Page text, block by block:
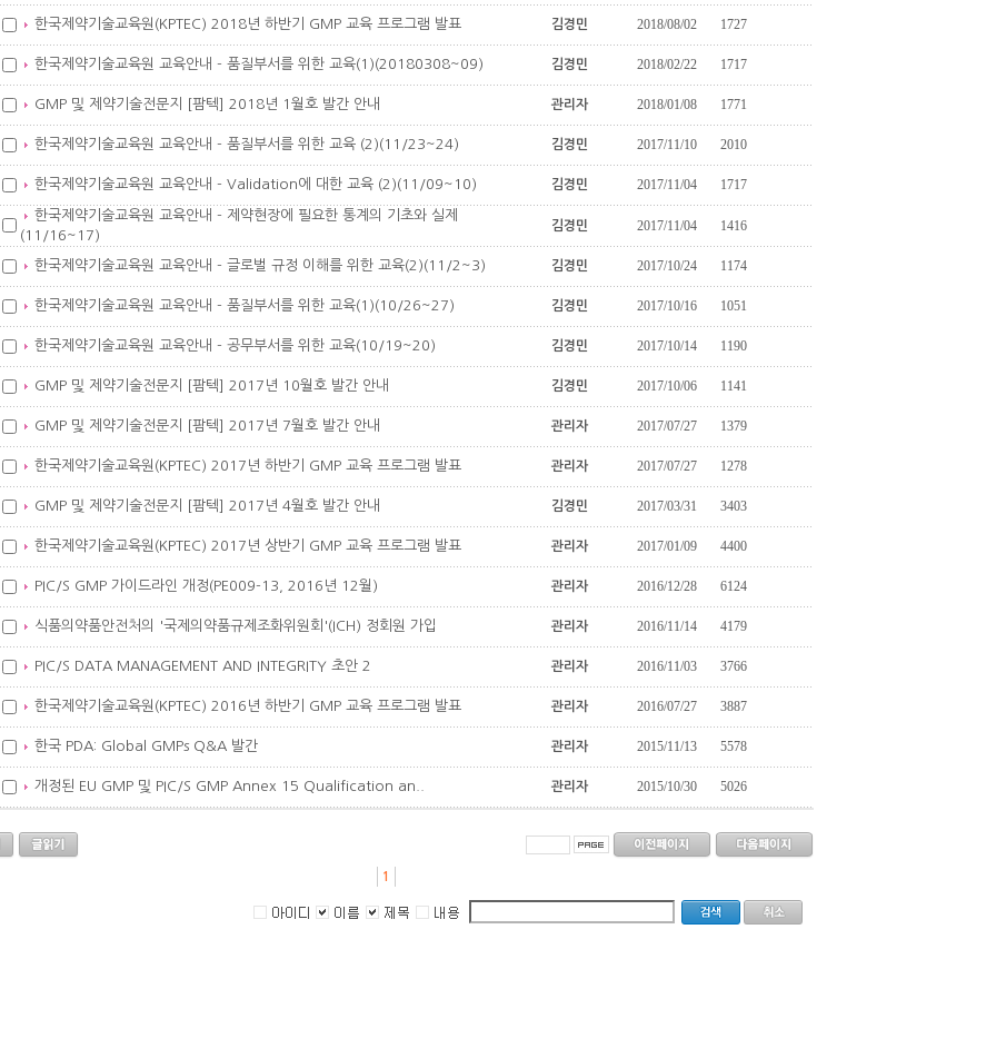
한국제약기술교육원(KPTEC) 2018년 하반기 GMP 교육 프로그램 발표 김경민 2018/08/02 1727
한국제약기술교육원 교육안내 - 품질부서를 위한 교육(1)(20180308~09) 김경민 2018/02/22 1717
GMP 및 제약기술전문지 [팜텍] 2018년 1월호 발간 안내 관리자 2018/01/08 1771
한국제약기술교육원 교육안내 - 품질부서를 위한 교육 (2)(11/23~24) 김경민 2017/11/10 2010
한국제약기술교육원 교육안내 - Validation에 대한 교육 (2)(11/09~10) 김경민 2017/11/04 1717
한국제약기술교육원 교육안내 - 제약현장에 필요한 통계의 기초와 실제
(11/16~17)
김경민 2017/11/04 1416
한국제약기술교육원 교육안내 - 글로벌 규정 이해를 위한 교육(2)(11/2~3) 김경민 2017/10/24 1174
한국제약기술교육원 교육안내 - 품질부서를 위한 교육(1)(10/26~27) 김경민 2017/10/16 1051
한국제약기술교육원 교육안내 - 공무부서를 위한 교육(10/19~20) 김경민 2017/10/14 1190
GMP 및 제약기술전문지 [팜텍] 2017년 10월호 발간 안내 김경민 2017/10/06 1141
GMP 및 제약기술전문지 [팜텍] 2017년 7월호 발간 안내 관리자 2017/07/27 1379
한국제약기술교육원(KPTEC) 2017년 하반기 GMP 교육 프로그램 발표 관리자 2017/07/27 1278
GMP 및 제약기술전문지 [팜텍] 2017년 4월호 발간 안내 김경민 2017/03/31 3403
한국제약기술교육원(KPTEC) 2017년 상반기 GMP 교육 프로그램 발표 관리자 2017/01/09 4400
PIC/S GMP 가이드라인 개정(PE009-13, 2016년 12월) 관리자 2016/12/28 6124
식품의약품안전처의 '국제의약품규제조화위원회'(ICH) 정회원 가입 관리자 2016/11/14 4179
PIC/S DATA MANAGEMENT AND INTEGRITY 초안 2 관리자 2016/11/03 3766
한국제약기술교육원(KPTEC) 2016년 하반기 GMP 교육 프로그램 발표 관리자 2016/07/27 3887
한국 PDA: Global GMPs Q&A 발간 관리자 2015/11/13 5578
개정된 EU GMP 및 PIC/S GMP Annex 15 Qualification an.. 관리자 2015/10/30 5026
1